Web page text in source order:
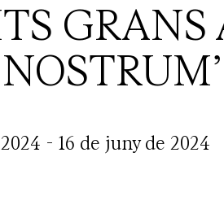
GRANS
- 16 de juny de 2024